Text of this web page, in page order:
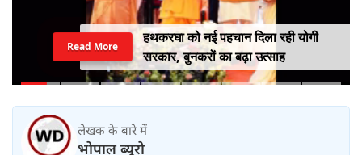
हथकरघा को नई पहचान दिला रही योगी
सरकार, बुनकरों का बढ़ा उत्साह
Read More
लेखक के बारे में
भोपाल ब्यूरो